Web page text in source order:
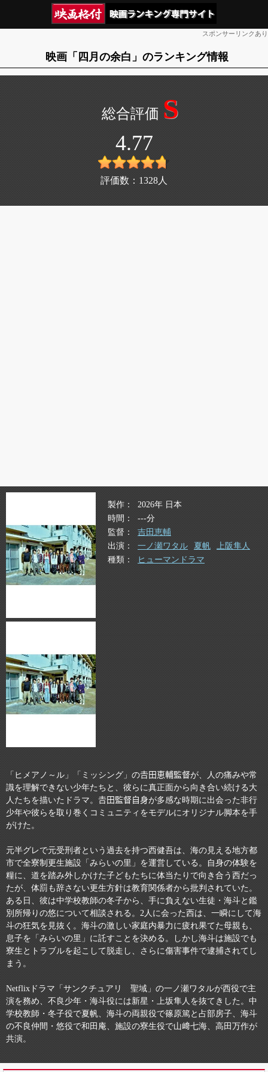
スポンサーリンクあり
映画「四月の余白」のランキング情報
S
4.77
評価数： 1328 人
製作
2026年 日本
時間
---分
監督
吉田恵輔
出演
一ノ瀬ワタル 夏帆
上阪隼人
種類
ヒューマンドラマ
「ヒメアノ～ル」「ミッシング」の𠮷田恵輔監督が、人の痛みや常
識を理解できない少年たちと、彼らに真正面から向き合い続ける大
人たちを描いたドラマ。𠮷田監督自身が多感な時期に出会った非行
少年や彼らを取り巻くコミュニティをモデルにオリジナル脚本を手
がけた。
元半グレで元受刑者という過去を持つ西健吾は、海の見える地方都
市で全寮制更生施設「みらいの里」を運営している。自身の体験を
糧に、道を踏み外しかけた子どもたちに体当たりで向き合う西だっ
たが、体罰も辞さない更生方針は教育関係者から批判されていた。
ある日、彼は中学校教師の冬子から、手に負えない生徒・海斗と鑑
別所帰りの悠について相談される。2人に会った西は、一瞬にして海
斗の狂気を見抜く。海斗の激しい家庭内暴力に疲れ果てた母親も、
息子を「みらいの里」に託すことを決める。しかし海斗は施設でも
寮生とトラブルを起こして脱走し、さらに傷害事件で逮捕されてし
まう。
Netflixドラマ「サンクチュアリ 聖域」の一ノ瀬ワタルが西役で主
演を務め、不良少年・海斗役には新星・上坂隼人を抜てきした。中
学校教師・冬子役で夏帆、海斗の両親役で篠原篤と占部房子、海斗
の不良仲間・悠役で和田庵、施設の寮生役で山﨑七海、高田万作が
共演。